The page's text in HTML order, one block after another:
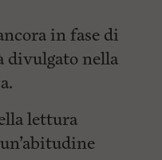
in fase di
divulgato nella
lettura